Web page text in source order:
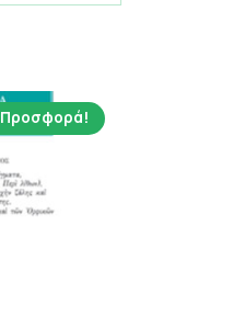
Προσφορά!